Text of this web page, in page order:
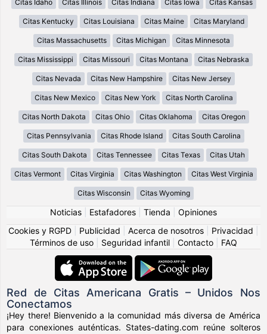
Citas Idaho Citas Illinois Citas Indiana Citas Iowa Citas Kansas
Citas Kentucky Citas Louisiana Citas Maine Citas Maryland
Citas Massachusetts Citas Michigan Citas Minnesota
Citas Mississippi Citas Missouri Citas Montana Citas Nebraska
Citas Nevada Citas New Hampshire Citas New Jersey
Citas New Mexico Citas New York Citas North Carolina
Citas North Dakota Citas Ohio Citas Oklahoma Citas Oregon
Citas Pennsylvania Citas Rhode Island Citas South Carolina
Citas South Dakota Citas Tennessee Citas Texas Citas Utah
Citas Vermont Citas Virginia Citas Washington Citas West Virginia
Citas Wisconsin Citas Wyoming
Noticias Estafadores Tienda
Opiniones
Cookies y RGPD
Publicidad Acerca de nosotros Privacidad
Términos de uso
Seguridad infantil Contacto FAQ
Red de Citas Americana Gratis – Unidos Nos
Conectamos
¡Hey there! Bienvenido a la comunidad más diversa de América
para conexiones auténticas. States-dating.com reúne solteros